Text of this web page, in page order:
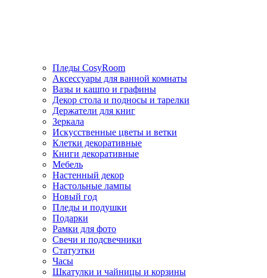
Пледы CosyRoom
Аксессуары для ванной комнаты
Вазы и кашпо и графины
Декор стола и подносы и тарелки
Держатели для книг
Зеркала
Искусcтвенные цветы и ветки
Клетки декоративные
Книги декоративные
Мебель
Настенный декор
Настольные лампы
Новый год
Пледы и подушки
Подарки
Рамки для фото
Свечи и подсвечники
Статуэтки
Часы
Шкатулки и чайницы и корзины